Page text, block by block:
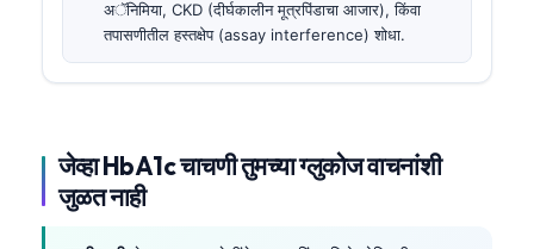
अॅनिमिया, CKD (दीर्घकालीन मूत्रपिंडाचा आजार), किंवा
तपासणीतील हस्तक्षेप (assay interference) शोधा.
जेव्हा HbA1c चाचणी तुमच्या ग्लुकोज वाचनांशी
जुळत नाही